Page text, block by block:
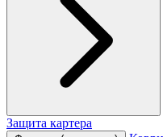
Защита картера